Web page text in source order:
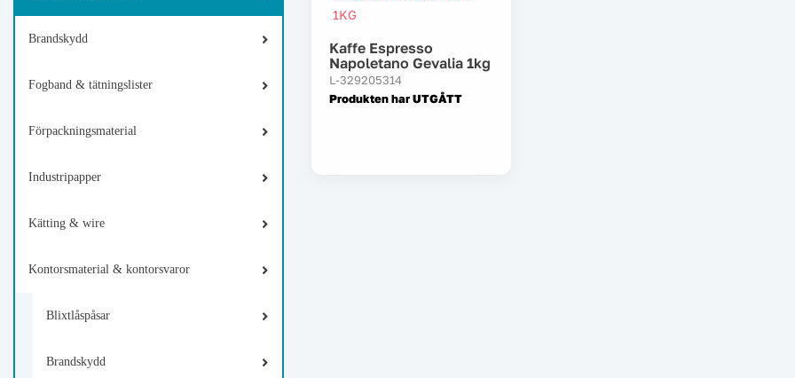
Brandskydd
Fogband & tätningslister
Förpackningsmaterial
Industripapper
Kätting & wire
Kontorsmaterial & kontorsvaror
Blixtlåspåsar
Brandskydd
Kaffe Espresso
Napoletano Gevalia 1kg
L-329205314
Produkten har UTGÅTT